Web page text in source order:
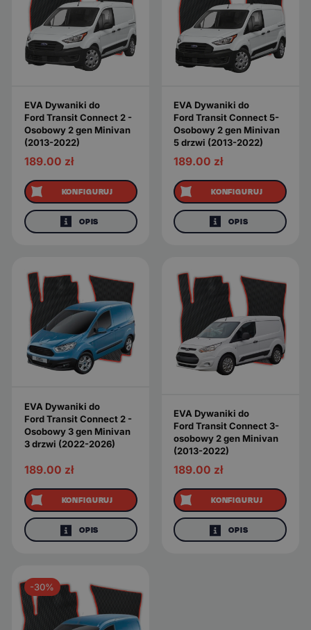
EVA Dywaniki do
Ford Transit Connect 2 -
Osobowy 2 gen Minivan
(2013-2022)
189.00 zł
KONFIGURUJ
OPIS
EVA Dywaniki do
Ford Transit Connect 5-
Osobowy 2 gen Minivan
5 drzwi (2013-2022)
189.00 zł
KONFIGURUJ
OPIS
EVA Dywaniki do
Ford Transit Connect 2 -
Osobowy 3 gen Minivan
3 drzwi (2022-2026)
189.00 zł
KONFIGURUJ
OPIS
EVA Dywaniki do
Ford Transit Connect 3-
osobowy 2 gen Minivan
(2013-2022)
189.00 zł
KONFIGURUJ
OPIS
-30%